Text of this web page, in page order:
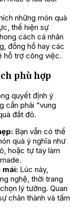
những món quà
thể hiện sự
cách cá nhân
đồng hồ hay các
hỗ trợ công việc.
phù hợp
quyết định ý
cần phải “vung
đắt đỏ.
Bạn vẫn có thể
quà ý nghĩa như
hoặc tự tay làm
mái: Lúc này,
nghệ, thời trang
lý tưởng. Quan
chân thành và tấm